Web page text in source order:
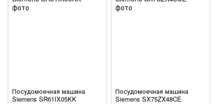
Посудомоечная машина
Siemens SR61IX05KK
Посудомоечная машина
Siemens SX75ZX48CE